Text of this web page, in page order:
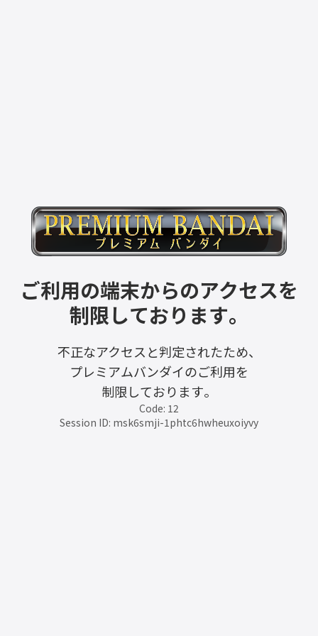
ご利用の端末からのアクセスを
制限しております。
不正なアクセスと判定されたため、
プレミアムバンダイのご利用を
制限しております。
Code: 12
Session ID: msk6smji-1phtc6hwheuxoiyvy